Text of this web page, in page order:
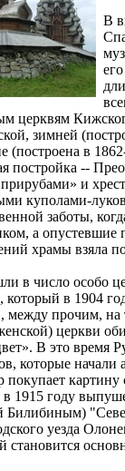
В
церквям
зимней
(построена в
постройка --
и
куполами-
заботы,
а опустевшие
храмы взяла
в число особо
который в 1904
между прочим, на
церкви
В это время
которые начали
покупает
в 1915 году
Билибиным)
уезда
становится